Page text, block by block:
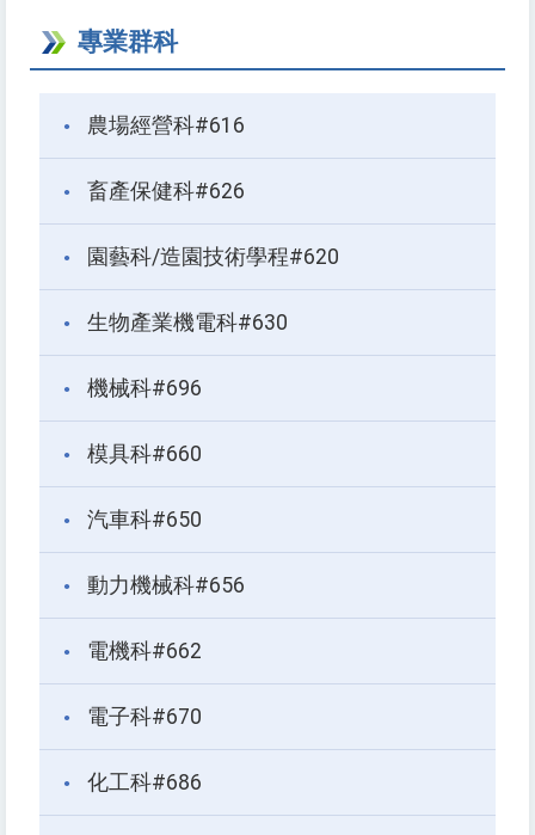
專業群科
農場經營科#616
畜產保健科#626
園藝科/造園技術學程#620
生物產業機電科#630
機械科#696
模具科#660
汽車科#650
動力機械科#656
電機科#662
電子科#670
化工科#686